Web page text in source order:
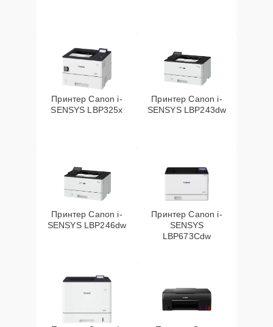
Принтер Canon i-
SENSYS LBP325x
Принтер Canon i-
SENSYS LBP243dw
Принтер Canon i-
SENSYS LBP246dw
Принтер Canon i-
SENSYS
LBP673Cdw